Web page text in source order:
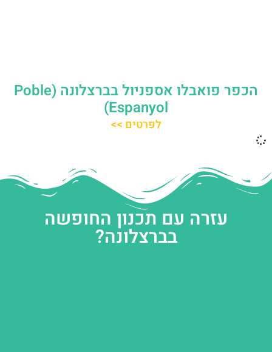
הכפר פואבלו אספניול בברצלונה (Poble
Espanyol)
לפרטים >>
עזרה עם תכנון החופשה
בברצלונה?